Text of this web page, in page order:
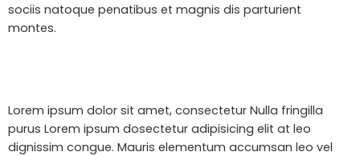
sociis natoque penatibus et magnis dis parturient
montes.
Lorem ipsum dolor sit amet, consectetur Nulla fringilla
purus Lorem ipsum dosectetur adipisicing elit at leo
dignissim congue. Mauris elementum accumsan leo vel